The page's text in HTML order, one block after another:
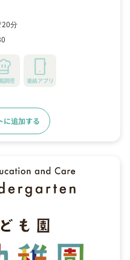
20分
調理 連絡アプリ
に追加する